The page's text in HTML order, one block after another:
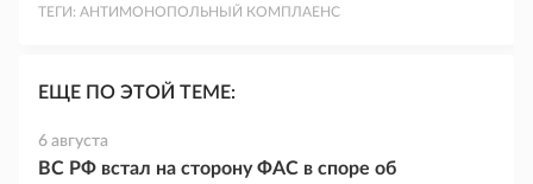
ТЕГИ: АНТИМОНОПОЛЬНЫЙ КОМПЛАЕНС
ЕЩЕ ПО ЭТОЙ ТЕМЕ:
6 августа
ВС РФ встал на сторону ФАС в споре об